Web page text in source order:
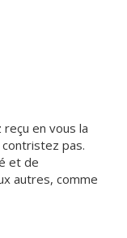
en vous la
pas.
et de
autres, comme